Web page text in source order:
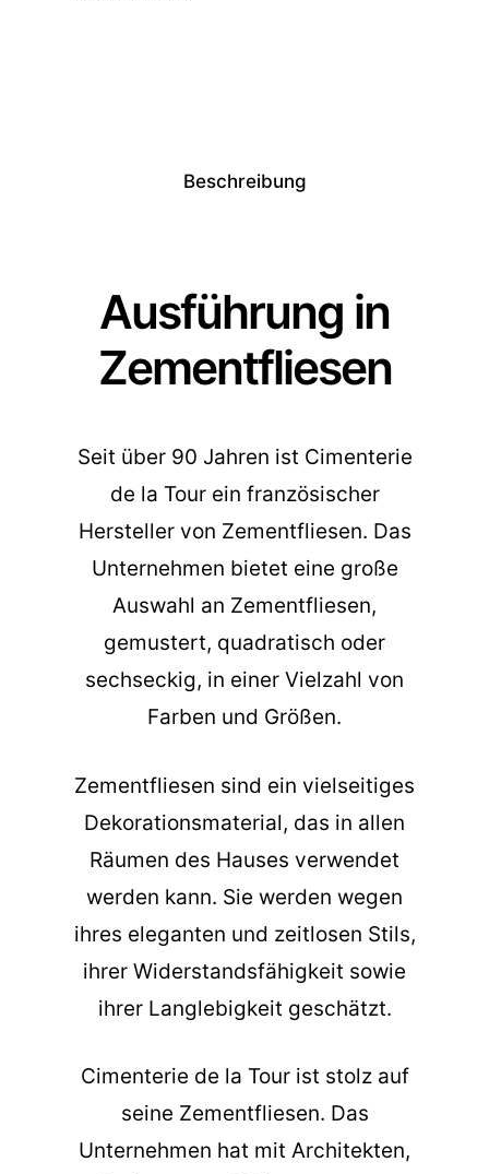
Beschreibung
Ausführung in
Zementfliesen
Seit über 90 Jahren ist Cimenterie
de la Tour ein französischer
Hersteller von Zementfliesen. Das
Unternehmen bietet eine große
Auswahl an Zementfliesen,
gemustert, quadratisch oder
sechseckig, in einer Vielzahl von
Farben und Größen.
Zementfliesen sind ein vielseitiges
Dekorationsmaterial, das in allen
Räumen des Hauses verwendet
werden kann. Sie werden wegen
ihres eleganten und zeitlosen Stils,
ihrer Widerstandsfähigkeit sowie
ihrer Langlebigkeit geschätzt.
Cimenterie de la Tour ist stolz auf
seine Zementfliesen. Das
Unternehmen hat mit Architekten,